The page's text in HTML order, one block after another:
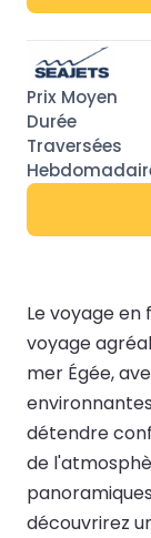
Le voyage en
voyage
mer Égée,
détendre
de
découvrirez